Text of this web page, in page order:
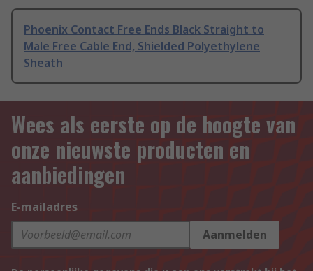
Phoenix Contact Free Ends Black Straight to
Male Free Cable End, Shielded Polyethylene
Sheath
Wees als eerste op de hoogte van
onze nieuwste producten en
aanbiedingen
E-mailadres
Aanmelden